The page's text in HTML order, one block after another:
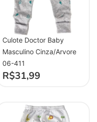
Culote Doctor Baby
Masculino Cinza/Arvore
06-411
R$31,99